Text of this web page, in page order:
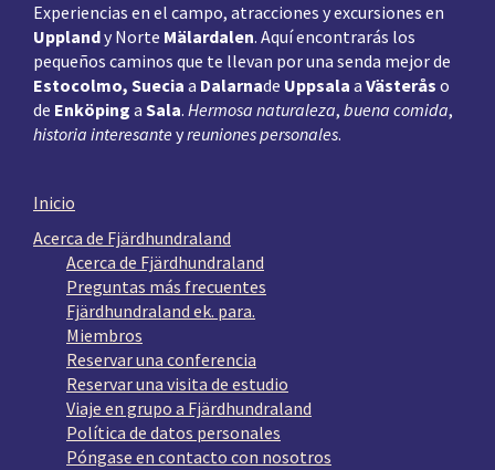
Experiencias en el campo, atracciones y excursiones en
Upplandy Norte Mälardalen. Aquí encontrarás los
pequeños caminos que te llevan por una senda mejor de
Estocolmo, Suecia a Dalarnade Uppsala a Västerås o
de Enköping a Sala. Hermosa naturaleza, buena comida,
historia interesante yreuniones personales.
Inicio
Acerca de Fjärdhundraland
Acerca de Fjärdhundraland
Preguntas más frecuentes
Fjärdhundraland ek. para.
Miembros
Reservar una conferencia
Reservar una visita de estudio
Viaje en grupo a Fjärdhundraland
Política de datos personales
Póngase en contacto con nosotros